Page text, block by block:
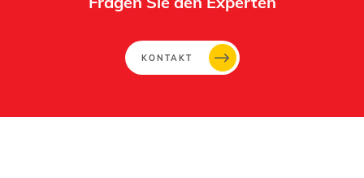
KONTAKT